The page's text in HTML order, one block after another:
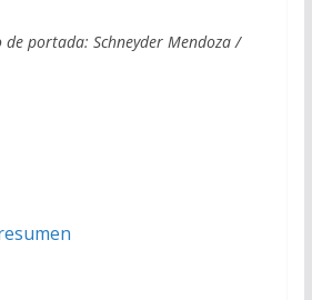
de portada: Schneyder Mendoza /